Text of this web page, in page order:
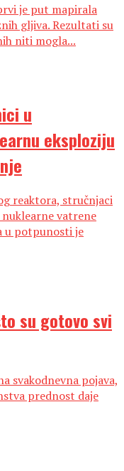
je put mapirala
gljiva. Rezultati su
niti mogla...
u
eksploziju
reaktora, stručnjaci
vatrene
u potpunosti je
su gotovo svi
svakodnevna pojava,
prednost daje